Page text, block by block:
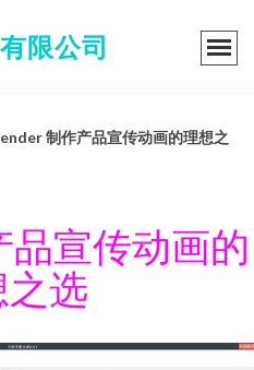
限公司
制作产品宣传动画的理想之
品宣传动画的
选